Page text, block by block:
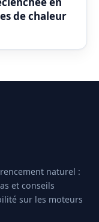
de chaleur
naturel :
et conseils
sur les moteurs